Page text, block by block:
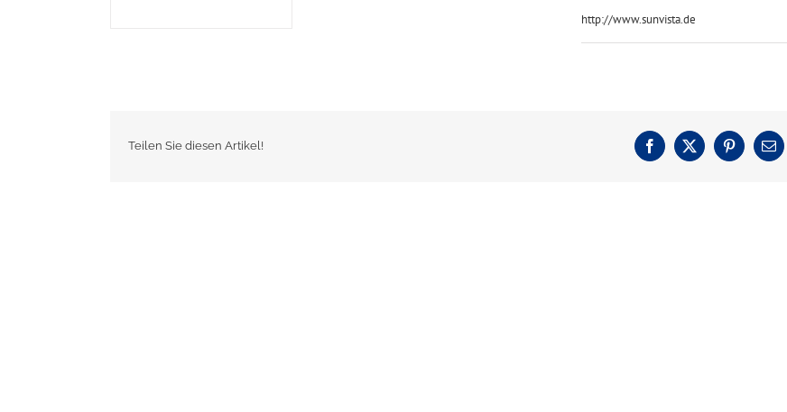
http://www.sunvista.de
Teilen Sie diesen Artikel! Facebook
X PinterestE-